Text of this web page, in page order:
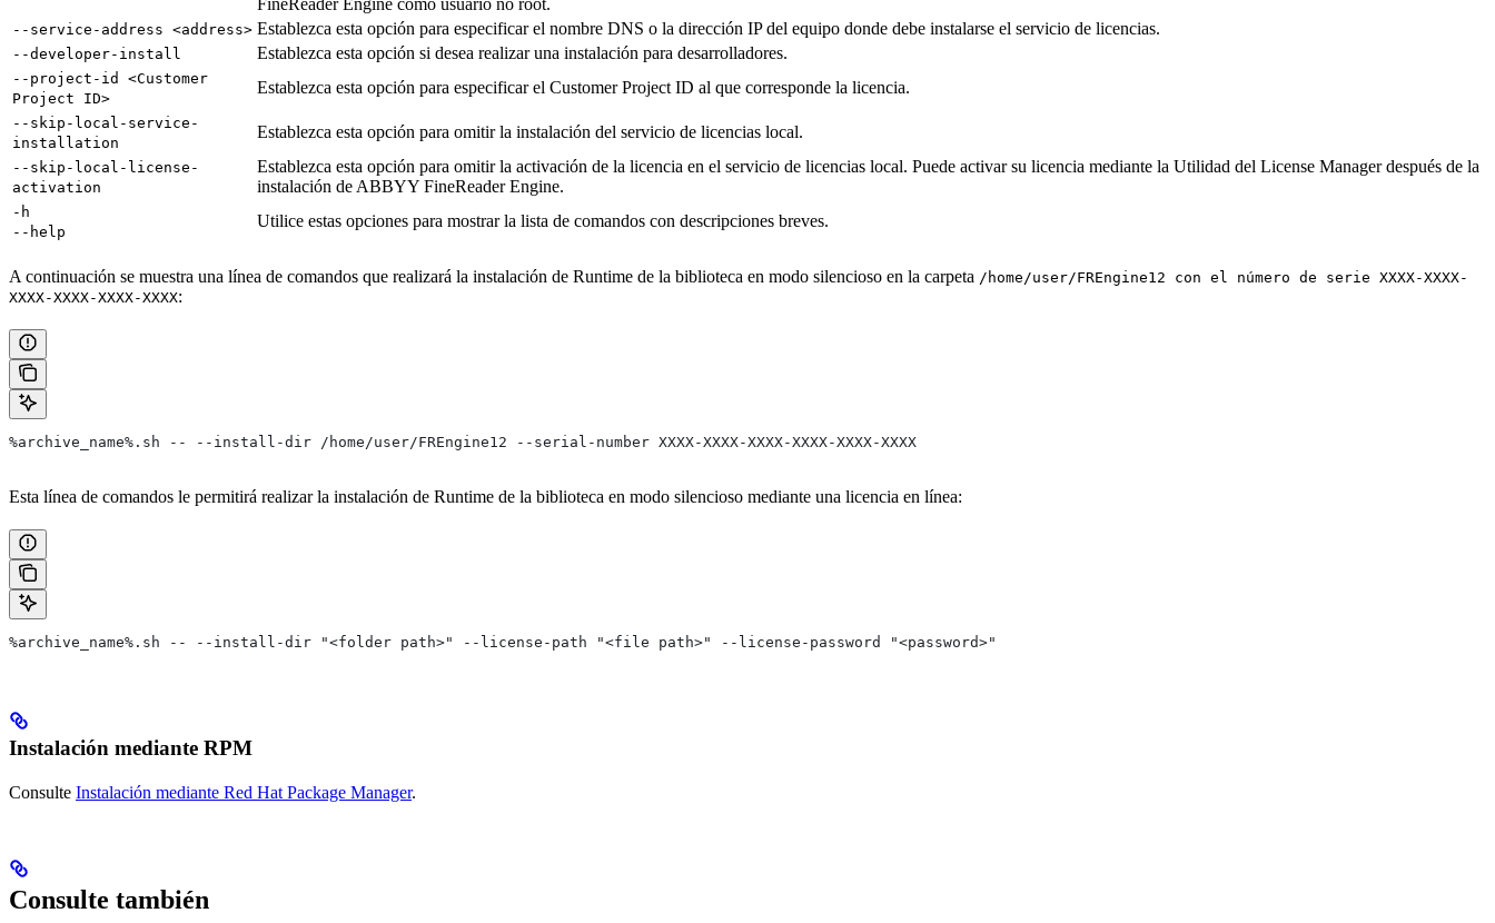
FineReader Engine como usuario no root.
--service-address <address> Establezca esta opción para especificar el nombre DNS o la dirección IP del equipo donde debe instalarse el servicio de licencias.
--developer-install Establezca esta opción si desea realizar una instalación para desarrolladores.
--project-id <Customer
Project ID>
Establezca esta opción para especificar el Customer Project ID al que corresponde la licencia.
--skip-local-service-
installation
Establezca esta opción para omitir la instalación del servicio de licencias local.
--skip-local-license-
activation
Establezca esta opción para omitir la activación de la licencia en el servicio de licencias local. Puede activar su licencia mediante la Utilidad del License Manager después de la
instalación de ABBYY FineReader Engine.
-h
--help
Utilice estas opciones para mostrar la lista de comandos con descripciones breves.
A continuación se muestra una línea de comandos que realizará la instalación de Runtime de la biblioteca en modo silencioso en la carpeta /home/user/FREngine12 con el número de serie XXXX-XXXX-
XXXX-XXXX-XXXX-XXXX:
%archive_name%.sh -- --install-dir /home/user/FREngine12 --serial-number XXXX-XXXX-XXXX-XXXX-XXXX-XXXX
Esta línea de comandos le permitirá realizar la instalación de Runtime de la biblioteca en modo silencioso mediante una licencia en línea:
%archive_name%.sh -- --install-dir "<folder path>" --license-path "<file path>" --license-password "<password>"
Instalación mediante RPM
Consulte Instalación mediante Red Hat Package Manager.
Consulte también